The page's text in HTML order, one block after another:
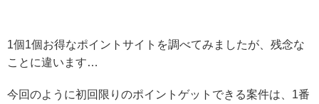
1個1個お得なポイントサイトを調べてみましたが、残念な
ことに違います…
今回のように初回限りのポイントゲットできる案件は、1番